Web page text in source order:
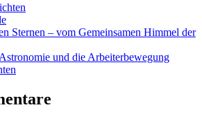
Sternen – vom Gemeinsamen Himmel der
und die Arbeiterbewegung